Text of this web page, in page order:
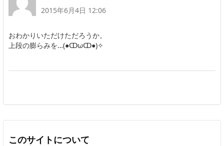
2015年6月4日 12:06
おわかりいただけただろうか。
上段の膨らみを…(●ↀωↀ●)✧
このサイトについて